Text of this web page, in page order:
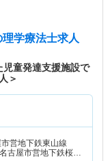
理学療法士求人
児童発達支援施設で
＞
営地下鉄東山線
古屋市営地下鉄桜通